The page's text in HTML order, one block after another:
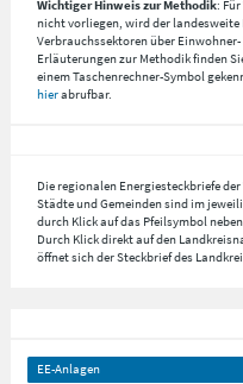
Wichtiger Hinweis zur Methodik:
nicht vorliegen, wird der
Verbrauchssektoren über
Erläuterungen zur Methodik finden
einem Taschenrechner-Symbol
hierabrufbar.
Die regionalen Energiesteckbriefe
Städte und Gemeinden sind im
durch Klick auf das Pfeilsymbol
Durch Klick direkt auf den
öffnet sich der Steckbrief des
EE-Anlagen